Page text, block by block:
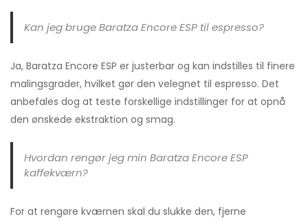
Kan jeg bruge Baratza Encore ESP til espresso?
Ja, Baratza Encore ESP er justerbar og kan indstilles til finere
malingsgrader, hvilket gør den velegnet til espresso. Det
anbefales dog at teste forskellige indstillinger for at opnå
den ønskede ekstraktion og smag.
Hvordan rengør jeg min Baratza Encore ESP
kaffekværn?
For at rengøre kværnen skal du slukke den, fjerne